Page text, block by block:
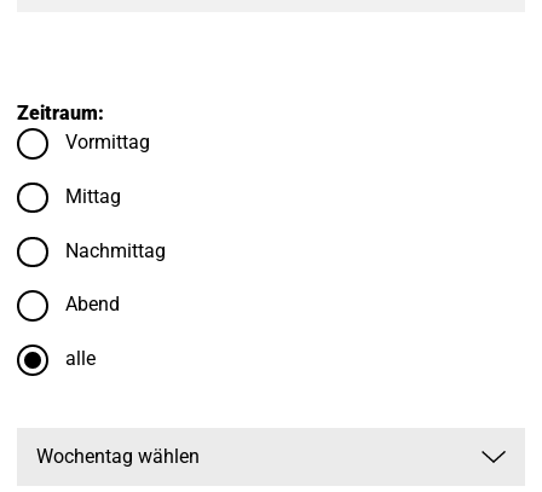
Zeitraum:
Vormittag
Mittag
Nachmittag
Abend
alle